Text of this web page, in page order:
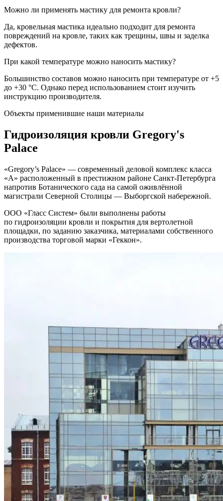
Можно ли применять мастику для ремонта кровли?
Да, кровельная мастика идеально подходит для ремонта
повреждений на кровле, таких как трещины, швы и заделка
дефектов.
При какой температуре можно наносить мастику?
Большинство составов можно наносить при температуре от +5
до +30 °C. Однако перед использованием стоит изучить
инструкцию производителя.
Объекты применившие наши материалы
Гидроизоляция кровли Gregory's
Palace
«Gregory’s Palace» — современный деловой комплекс класса
«A» расположенный в престижном районе Санкт-Петербурга
напротив Ботанического сада на самой оживлённой
магистрали Северной Столицы — Выборгской набережной.
ООО «Гласс Систем» были выполнены работы
по гидроизоляции кровли и покрытия для вертолетной
площадки, по заданию заказчика, материалами собственного
производства торговой марки «Геккон».